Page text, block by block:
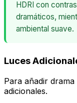
HDRI con
dramáticos,
ambiental suave.
Luces
Para añadir
adicionales.